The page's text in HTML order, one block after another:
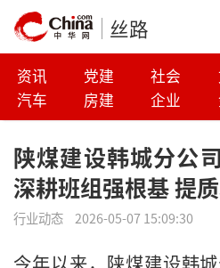
丝路
资讯 党建 社会
汽车
房建 企业
陕煤建设韩城分公
深耕班组强根基 提
行业动态 2026-05-07 15:09:30